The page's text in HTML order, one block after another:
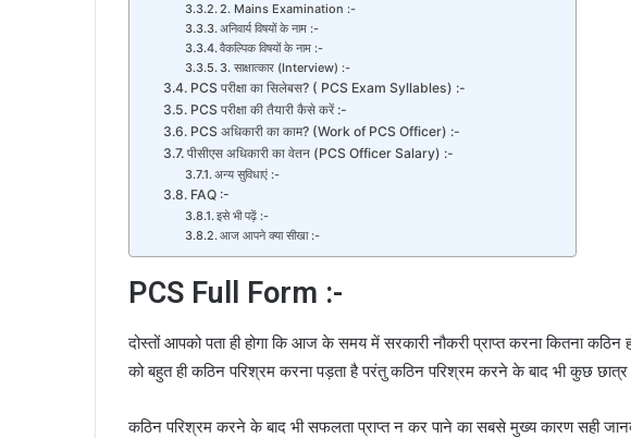
2. Mains Examination :-
अनिवार्य विषयों के नाम :-
वैकल्पिक विषयों के नाम :-
3. साक्षात्कार (Interview) :-
PCS परीक्षा का सिलेबस? ( PCS Exam Syllables) :-
PCS परीक्षा की तैयारी कैसे करें :-
PCS अधिकारी का काम? (Work of PCS Officer) :-
पीसीएस अधिकारी का वेतन (PCS Officer Salary) :-
अन्य सुविधाएं :-
FAQ :-
इसे भी पढ़ें :-
आज आपने क्या सीखा :-
PCS Full Form :-
दोस्तों आपको पता ही होगा कि आज के समय में सरकारी नौकरी प्राप्त करना कितना कठिन
को बहुत ही कठिन परिश्रम करना पड़ता है परंतु कठिन परिश्रम करने के बाद भी कुछ
कठिन परिश्रम करने के बाद भी सफलता प्राप्त न कर पाने का सबसे मुख्य कारण सही